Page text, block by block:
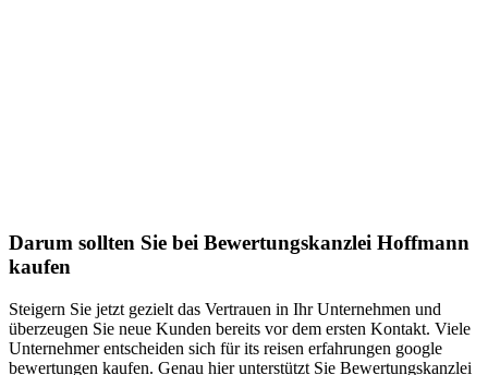
Darum sollten Sie bei Bewertungskanzlei Hoffmann
kaufen
Steigern Sie jetzt gezielt das Vertrauen in Ihr Unternehmen und
überzeugen Sie neue Kunden bereits vor dem ersten Kontakt. Viele
Unternehmer entscheiden sich für its reisen erfahrungen google
bewertungen kaufen. Genau hier unterstützt Sie Bewertungskanzlei